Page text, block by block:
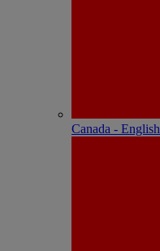
Canada - English